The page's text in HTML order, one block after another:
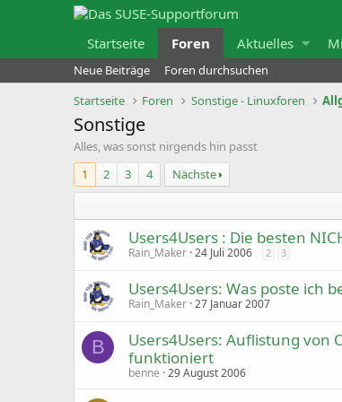
Startseite Foren Aktuelles
Neue Beiträge
Foren durchsuchen
Startseite
Foren Sonstige - Linuxforen
Sonstige
Alles, was sonst nirgends hin passt
1
2 3 4
Nächste
Users4Users : Die besten
Rain_Maker 24 Juli 2006 2 3
Users4Users: Was poste ich
Rain_Maker 27 Januar 2007
B
Users4Users: Auflistung von
funktioniert
benne 29 August 2006